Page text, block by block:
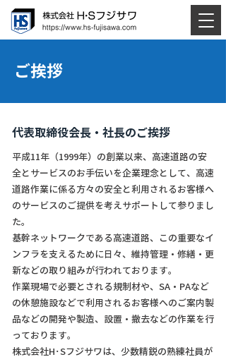
ご挨拶
代表取締役会長・社長のご挨拶
平成11年（1999年）の創業以来、高速道路の安
全とサービスのお手伝いを企業理念として、高速
道路作業に係る方々の安全と利用されるお客様へ
のサービスのご提供を考えサポートして参りまし
た。
基幹ネットワークである高速道路、この重要なイ
ンフラを支えるために日々、維持管理・修繕・更
新などの取り組みが行われております。
作業現場で必要とされる規制材や、SA・PAなど
の休憩施設などで利用されるお客様へのご案内製
品などの開発や製造、設置・撤去などの作業を行
っております。
株式会社H･Sフジサワは、少数精鋭の熟練社員が